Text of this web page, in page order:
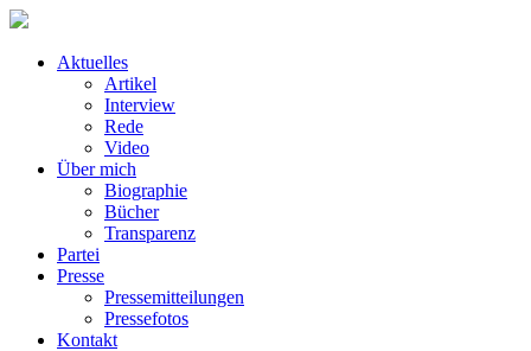
Aktuelles
Artikel
Interview
Rede
Video
Über mich
Biographie
Bücher
Transparenz
Partei
Presse
Pressemitteilungen
Pressefotos
Kontakt